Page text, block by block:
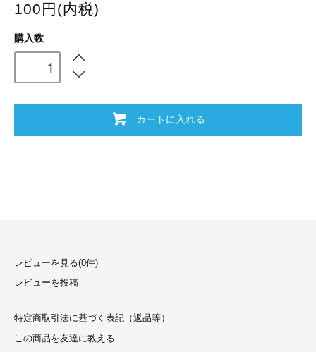
100円(内税)
購入数
カートに入れる
レビューを見る(0件)
レビューを投稿
特定商取引法に基づく表記（返品等）
この商品を友達に教える